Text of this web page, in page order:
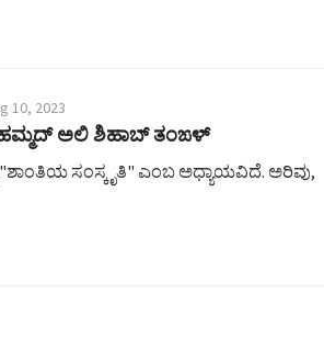
10, 2023
ಅಲಿ ಶಿಹಾಬ್ ತಂಙಳ್
ಸಂಸ್ಕೃತಿ" ಎಂಬ ಅಧ್ಯಾಯವಿದೆ. ಅರಿವು,